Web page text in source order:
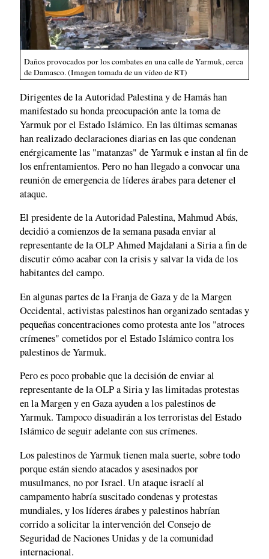
Daños provocados por los combates en una calle de Yarmuk, cerca
de Damasco. (Imagen tomada de un vídeo de RT)
Dirigentes de la Autoridad Palestina y de Hamás han
manifestado su honda preocupación ante la toma de
Yarmuk por el Estado Islámico. En las últimas semanas
han realizado declaraciones diarias en las que condenan
enérgicamente las "matanzas" de Yarmuk e instan al fin de
los enfrentamientos. Pero no han llegado a convocar una
reunión de emergencia de líderes árabes para detener el
ataque.
El presidente de la Autoridad Palestina, Mahmud Abás,
decidió a comienzos de la semana pasada enviar al
representante de la OLP Ahmed Majdalani a Siria a fin de
discutir cómo acabar con la crisis y salvar la vida de los
habitantes del campo.
En algunas partes de la Franja de Gaza y de la Margen
Occidental, activistas palestinos han organizado sentadas y
pequeñas concentraciones como protesta ante los "atroces
crímenes" cometidos por el Estado Islámico contra los
palestinos de Yarmuk.
Pero es poco probable que la decisión de enviar al
representante de la OLP a Siria y las limitadas protestas
en la Margen y en Gaza ayuden a los palestinos de
Yarmuk. Tampoco disuadirán a los terroristas del Estado
Islámico de seguir adelante con sus crímenes.
Los palestinos de Yarmuk tienen mala suerte, sobre todo
porque están siendo atacados y asesinados por
musulmanes, no por Israel. Un ataque israelí al
campamento habría suscitado condenas y protestas
mundiales, y los líderes árabes y palestinos habrían
corrido a solicitar la intervención del Consejo de
Seguridad de Naciones Unidas y de la comunidad
internacional.